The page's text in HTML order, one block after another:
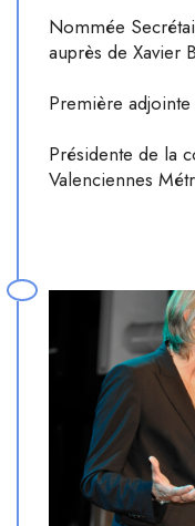
Nommée
auprès de Xavier
Première
Présidente de la
Valenciennes